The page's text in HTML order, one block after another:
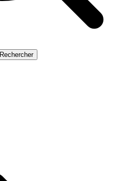
Rechercher